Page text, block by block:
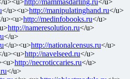
</u><u>http://manipulatinghand.ru</u>
u><u>http://medinfobooks.ru</u>
http://nameresolution.ru</u>
</u>
</u><u>http://nationalcensus.ru</u>
u><u>http://navelseed.ru</u>
http://necroticcaries.ru</u>
</u>